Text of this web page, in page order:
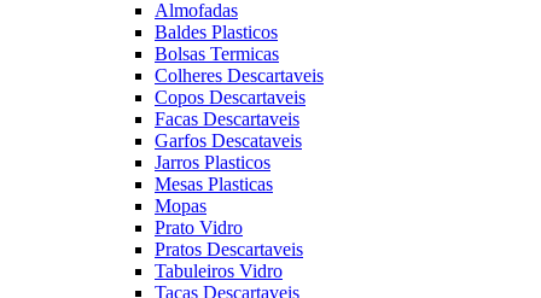
Almofadas
Baldes Plasticos
Bolsas Termicas
Colheres Descartaveis
Copos Descartaveis
Facas Descartaveis
Garfos Descataveis
Jarros Plasticos
Mesas Plasticas
Mopas
Prato Vidro
Pratos Descartaveis
Tabuleiros Vidro
Tacas Descartaveis